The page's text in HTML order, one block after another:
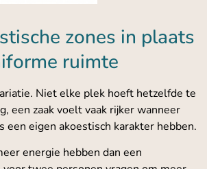
zones in plaats
ruimte
Niet elke plek hoeft hetzelfde te
een zaak voelt vaak rijker wanneer
een eigen akoestisch karakter hebben.
energie hebben dan een